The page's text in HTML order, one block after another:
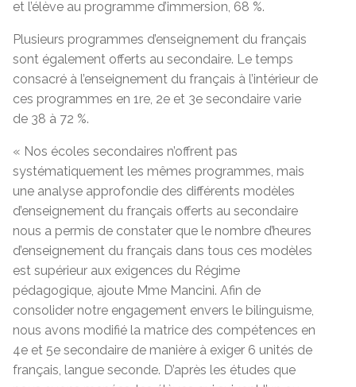
et l’élève au programme d’immersion, 68 %.
Plusieurs programmes d’enseignement du français
sont également offerts au secondaire. Le temps
consacré à l’enseignement du français à l’intérieur de
ces programmes en 1re, 2e et 3e secondaire varie
de 38 à 72 %.
« Nos écoles secondaires n’offrent pas
systématiquement les mêmes programmes, mais
une analyse approfondie des différents modèles
d’enseignement du français offerts au secondaire
nous a permis de constater que le nombre d’heures
d’enseignement du français dans tous ces modèles
est supérieur aux exigences du Régime
pédagogique, ajoute Mme Mancini. Afin de
consolider notre engagement envers le bilinguisme,
nous avons modifié la matrice des compétences en
4e et 5e secondaire de manière à exiger 6 unités de
français, langue seconde. D’après les études que